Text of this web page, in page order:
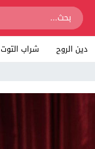
دين الروح شراب التوت